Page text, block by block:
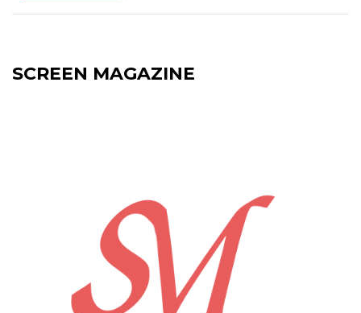
SCREEN MAGAZINE